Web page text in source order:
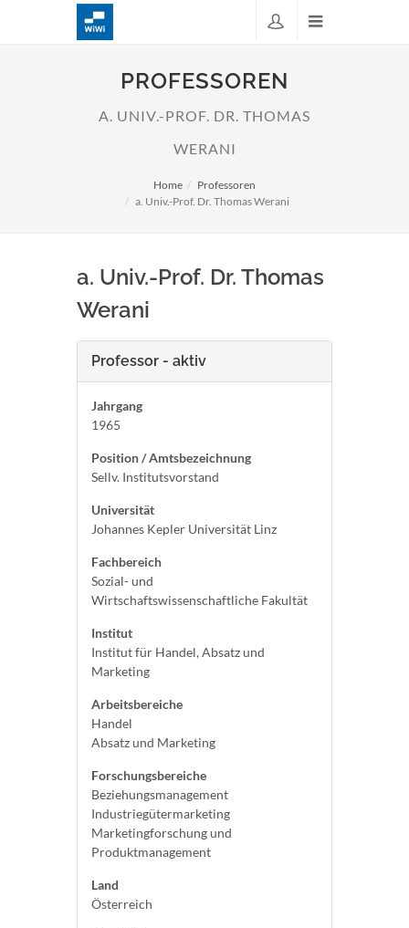
PROFESSOREN
A. UNIV.-PROF. DR. THOMAS
WERANI
Home
Professoren
a. Univ.-Prof. Dr. Thomas Werani
a. Univ.-Prof. Dr. Thomas
Werani
Professor - aktiv
Jahrgang
1965
Position / Amtsbezeichnung
Sellv. Institutsvorstand
Universität
Johannes Kepler Universität Linz
Fachbereich
Sozial- und
Wirtschaftswissenschaftliche Fakultät
Institut
Institut für Handel, Absatz und
Marketing
Arbeitsbereiche
Handel
Absatz und Marketing
Forschungsbereiche
Beziehungsmanagement
Industriegütermarketing
Marketingforschung und
Produktmanagement
Land
Österreich